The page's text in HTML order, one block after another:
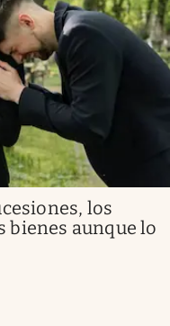
los
bienes aunque lo